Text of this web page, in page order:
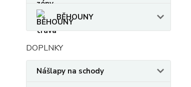
BĚHOUNY
DOPLNKY
Nášlapy na schody